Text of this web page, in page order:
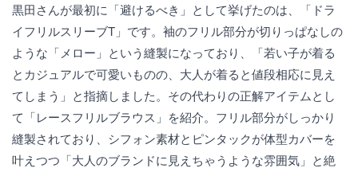
黒田さんが最初に「避けるべき」として挙げたのは、「ドラ
イフリルスリーブT」です。袖のフリル部分が切りっぱなしの
ような「メロー」という縫製になっており、「若い子が着る
とカジュアルで可愛いものの、大人が着ると値段相応に見え
てしまう」と指摘しました。その代わりの正解アイテムとし
て「レースフリルブラウス」を紹介。フリル部分がしっかり
縫製されており、シフォン素材とピンタックが体型カバーを
叶えつつ「大人のブランドに見えちゃうような雰囲気」と絶